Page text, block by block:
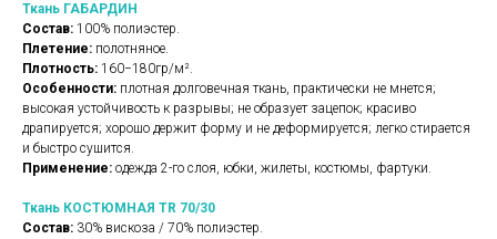
Ткань ГАБАРДИН
Состав: 100% полиэстер.
Плетение: полотняное.
Плотность: 160−180гр/м².
Особенности: плотная долговечная ткань, практически не мнется;
высокая устойчивость к разрывы; не образует зацепок; красиво
драпируется; хорошо держит форму и не деформируется; легко стирается
и быстро сушится.
Применение: одежда 2-го слоя, юбки, жилеты, костюмы, фартуки.
Ткань КОСТЮМНАЯ TR 70/30
Состав: 30% вискоза / 70% полиэстер.